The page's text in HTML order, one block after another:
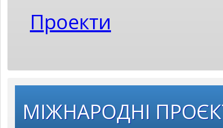
Проекти
МІЖНАРОДНІ